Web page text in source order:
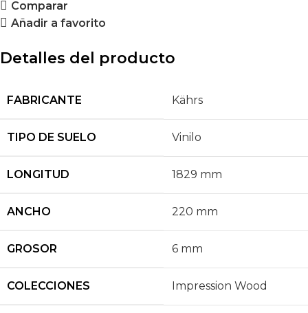
Comparar
Añadir a favorito
Detalles del producto
FABRICANTE Kährs
TIPO DE SUELO Vinilo
LONGITUD 1829 mm
ANCHO 220 mm
GROSOR 6 mm
COLECCIONES Impression Wood